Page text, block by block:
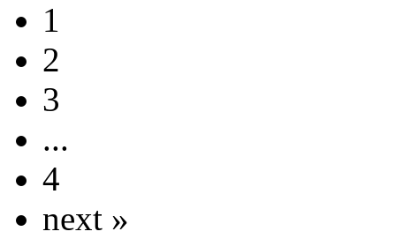
1
2
3
...
4
next »